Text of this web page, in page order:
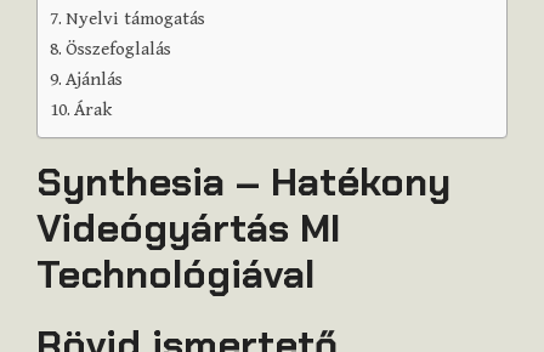
Nyelvi támogatás
Összefoglalás
Ajánlás
Árak
Synthesia – Hatékony
Videógyártás MI
Technológiával